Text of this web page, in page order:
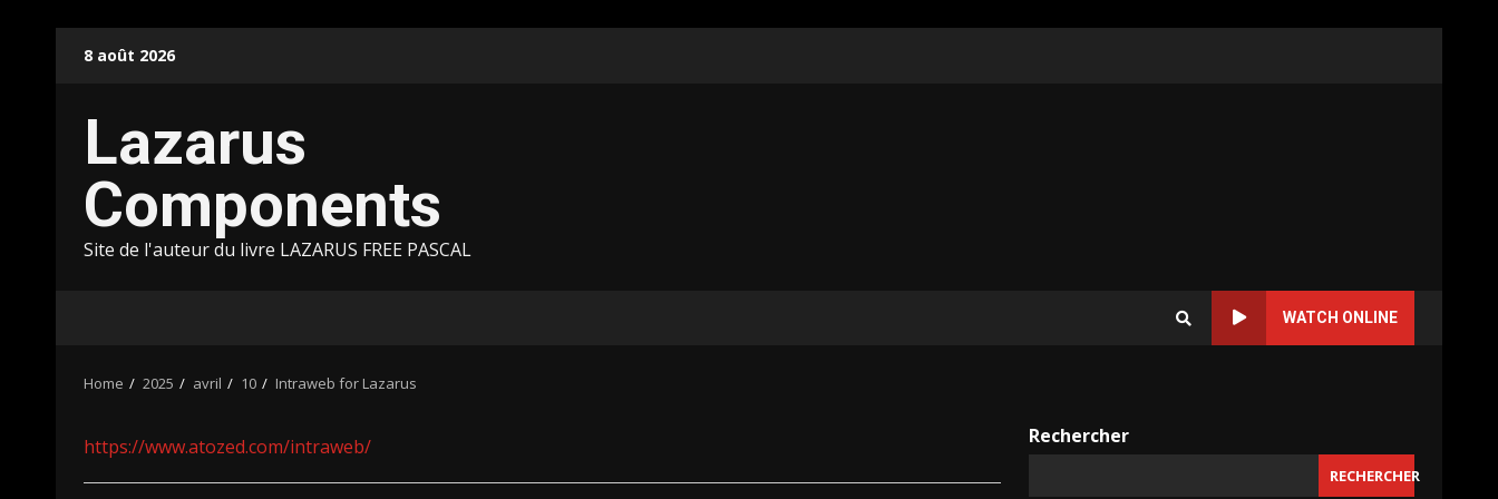
8 août 2026
Lazarus
Components
Site de l'auteur du livre LAZARUS FREE PASCAL
WATCH ONLINE
Home 2025 avril 10 Intraweb for Lazarus
https://www.atozed.com/intraweb/ Rechercher
RECHERCHER